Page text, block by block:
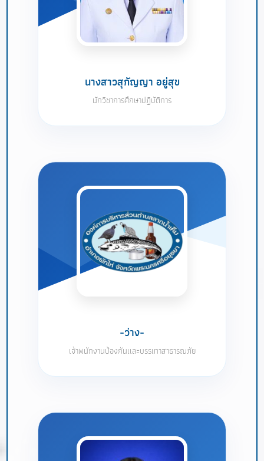
นางสาวสุกัญญา อยู่สุข
นักวิชาการศึกษาปฏิบัติการ
-ว่าง-
เจ้าพนักงานป้องกันเเละบรรเทาสาธารณภัย